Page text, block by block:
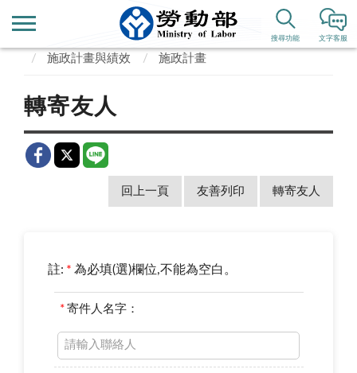
文字客服
搜尋功能
業務專區
勞動政策、國際事務
施政計畫與績效
施政計畫
轉寄友人
回上一頁 友善列印 轉寄友人
註: * 為必填(選)欄位,不能為空白。
* 寄件人名字：